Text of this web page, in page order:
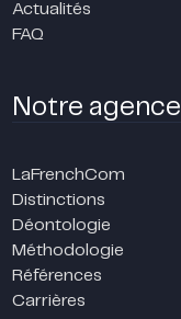
Actualités
FAQ
Notre agence
LaFrenchCom
Distinctions
Déontologie
Méthodologie
Références
Carrières